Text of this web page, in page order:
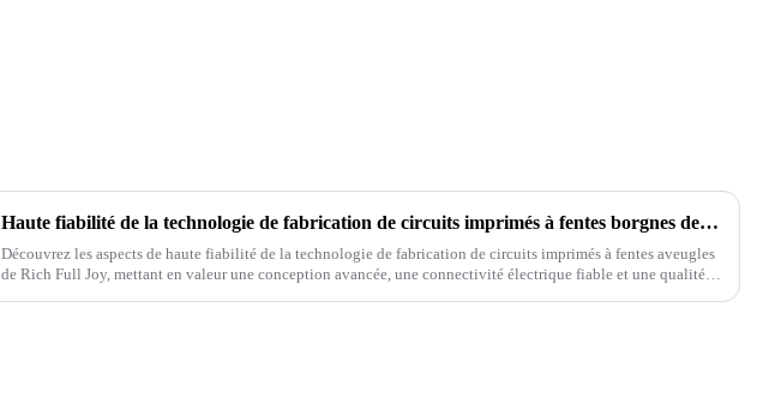
Haute fiabilité de la technologie de fabrication de circuits imprimés à fentes borgnes de Rich Full Joy : aspects clés des circuits imprimés HDI, micro-ondes, haute fréquence et RF
Découvrez les aspects de haute fiabilité de la technologie de fabrication de circuits imprimés à fentes aveugles
de Rich Full Joy, mettant en valeur une conception avancée, une connectivité électrique fiable et une qualité